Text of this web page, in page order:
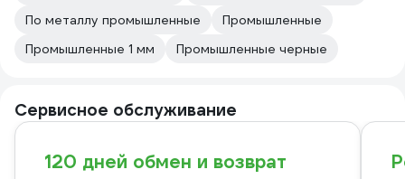
По металлу промышленные
Промышленные
Промышленные 1 мм
Промышленные черные
Сервисное обслуживание
120 дней обмен и возврат